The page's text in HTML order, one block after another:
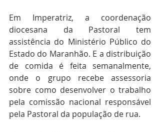
Em Imperatriz, a coordenação
diocesana da Pastoral tem
assistência do Ministério Público do
Estado do Maranhão. E a distribuição
de comida é feita semanalmente,
onde o grupo recebe assessoria
sobre como desenvolver o trabalho
pela comissão nacional responsável
pela Pastoral da população de rua.